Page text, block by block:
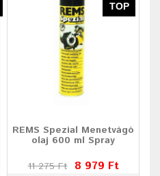
TOP
REMS Spezial Menetvágó
olaj 600 ml Spray
11 275 Ft 8 979 Ft